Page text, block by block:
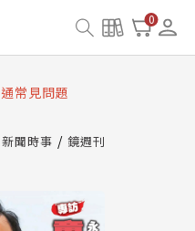
0
資產合併與書櫃開通申請
常見問題
成書櫃開通與資產合併申
系統維護中，本站同步暫
新聞時事
鏡週刊